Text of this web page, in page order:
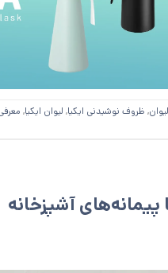
, ظروف نوشیدنی ایکیا, لیوان ایکیا,
پیمانه‌های آشپزخانه